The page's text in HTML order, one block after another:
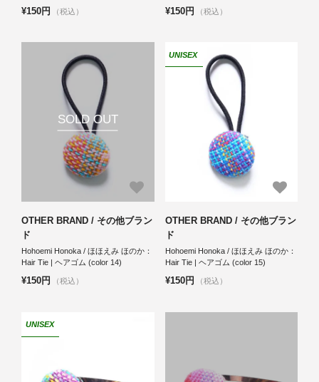
¥150円 （税込） ¥150円 （税込）
SOLD OUT
OTHER BRAND / その他ブラン
ド
Hohoemi Honoka / ほほえみ ほのか：
Hair Tie | ヘアゴム (color 14)
¥150円 （税込）
UNISEX
OTHER BRAND / その他ブラン
ド
Hohoemi Honoka / ほほえみ ほのか：
Hair Tie | ヘアゴム (color 15)
¥150円 （税込）
UNISEX